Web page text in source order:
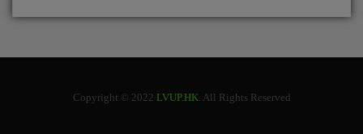
Copyright © 2022 LVUP.HK. All Rights Reserved